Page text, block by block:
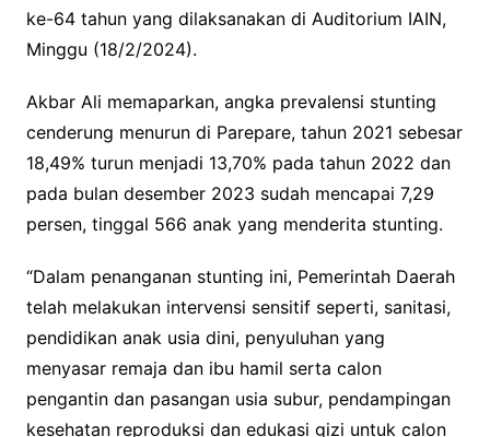
ke-64 tahun yang dilaksanakan di Auditorium IAIN,
Minggu (18/2/2024).
Akbar Ali memaparkan, angka prevalensi stunting
cenderung menurun di Parepare, tahun 2021 sebesar
18,49% turun menjadi 13,70% pada tahun 2022 dan
pada bulan desember 2023 sudah mencapai 7,29
persen, tinggal 566 anak yang menderita stunting.
“Dalam penanganan stunting ini, Pemerintah Daerah
telah melakukan intervensi sensitif seperti, sanitasi,
pendidikan anak usia dini, penyuluhan yang
menyasar remaja dan ibu hamil serta calon
pengantin dan pasangan usia subur, pendampingan
kesehatan reproduksi dan edukasi gizi untuk calon